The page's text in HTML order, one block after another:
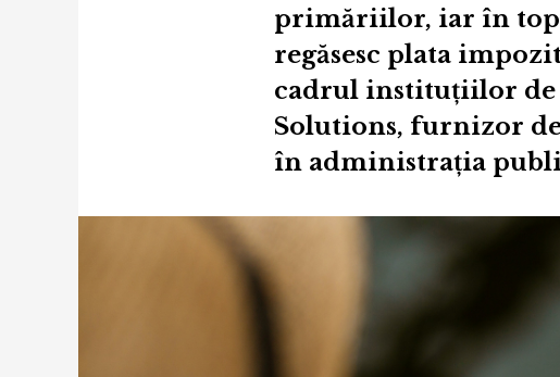
primăriilor, iar în
regăsesc plata
cadrul instituțiilor de
Solutions, furnizor
în administrația